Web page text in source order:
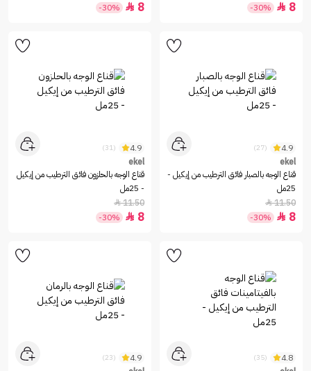
8

-30%
8

-30%
4.9
(27)
ekel
قناع الوجه بالصبار فائق الترطيب من إيكيل -
25مل
11.50

8

-30%
4.9
(31)
ekel
قناع الوجه بالحلزون فائق الترطيب من إيكيل
- 25مل
11.50

8

-30%
4.8
(35)
4.9
(23)